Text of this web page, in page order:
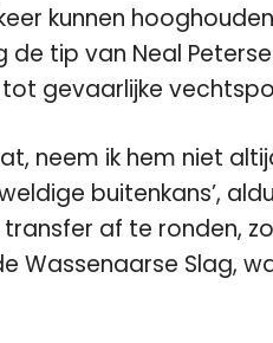
kunnen
de tip van Neal
gevaarlijke
neem ik hem niet
buitenkans’,
af te ronden,
Wassenaarse Slag,